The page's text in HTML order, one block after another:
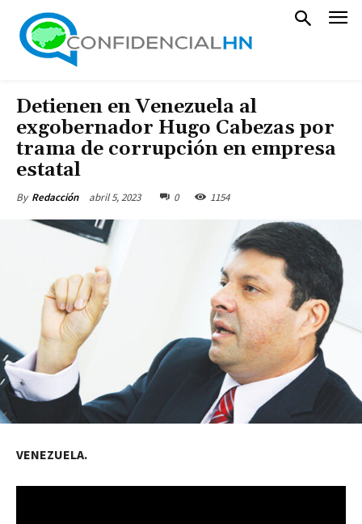
Detienen en Venezuela al
exgobernador Hugo Cabezas por
trama de corrupción en empresa
estatal
By Redacción abril 5, 2023 0 1154
VENEZUELA.